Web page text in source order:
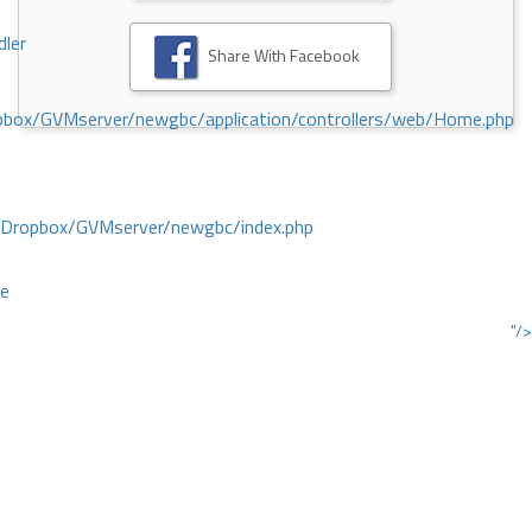
GVMserver/newgbc/application/controllers/web/Home.php
GVMserver/newgbc/index.php
"/>
Share With Facebook